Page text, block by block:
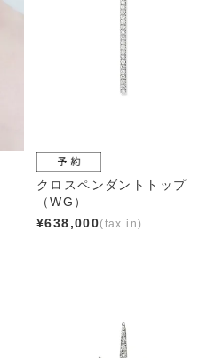
クロスペンダントトップ
（WG）
¥638,000